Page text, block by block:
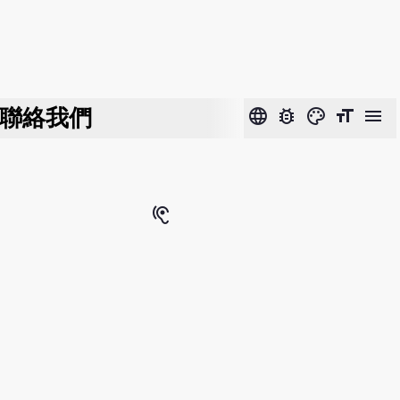
聯絡我們 language bug_report color_lens format_size menu
hearing